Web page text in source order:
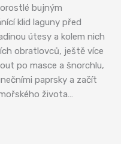
bujným
klid laguny před
útesy a kolem nich
obratlovců, ještě více
po masce a šnorchlu,
paprsky a začít
života…